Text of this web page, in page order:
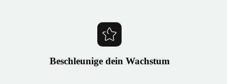
Beschleunige dein Wachstum